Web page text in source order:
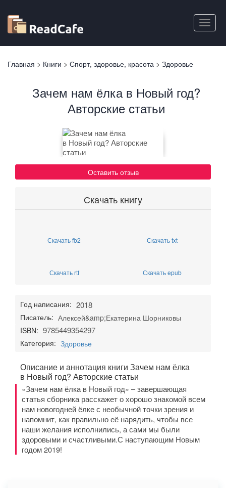
основному
содержанию
Toggle
Вы
Главная > Книги > Спорт, здоровье, красота > Здоровье
Зачем нам ёлка в Новый год?
Авторские статьи
Оставить отзыв
Скачать книгу
Скачать fb2 Скачать txt
Скачать rtf Скачать epub
Год написания: 2018
Писатель: Алексей&amp;Екатерина Шорниковы
ISBN: 9785449354297
Категория: Здоровье
Описание и аннотация книги Зачем нам ёлка
в Новый год? Авторские статьи
«Зачем нам ёлка в Новый год» – завершающая
статья сборника расскажет о хорошо знакомой всем
нам новогодней ёлке с необычной точки зрения и
напомнит, как правильно её нарядить, чтобы все
наши желания исполнились, а сами мы были
здоровыми и счастливыми.С наступающим Новым
годом 2019!